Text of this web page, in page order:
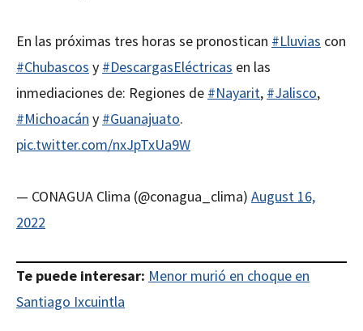
En las próximas tres horas se pronostican #Lluvias con
#Chubascos y #DescargasEléctricas en las
inmediaciones de: Regiones de #Nayarit, #Jalisco,
#Michoacán y #Guanajuato.
pic.twitter.com/nxJpTxUa9W
— CONAGUA Clima (@conagua_clima) August 16,
2022
Te puede interesar: Menor murió en choque en
Santiago Ixcuintla